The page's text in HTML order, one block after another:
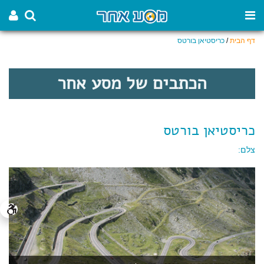
דף הבית/ כריסטיאן בורטס
הכתבים של מסע אחר
כריסטיאן בורטס
צלם: